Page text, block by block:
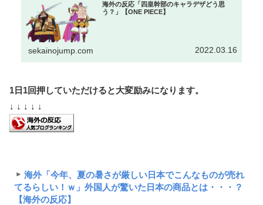
海外の反応「四皇幹部のキャラデザどう思
う？」【ONE PIECE】
sekainojump.com 2022.03.16
1日1回押していただけると大変励みになります。
↓ ↓ ↓ ↓ ↓
海外「今年、夏の暑さが厳しい日本でこんなものが売れ
てるらしい！ｗ」外国人が驚いた日本の商品とは・・・？
【海外の反応】